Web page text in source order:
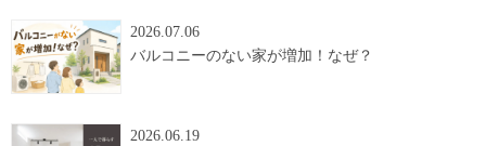
2026.07.06
バルコニーのない家が増加！なぜ？
2026.06.19